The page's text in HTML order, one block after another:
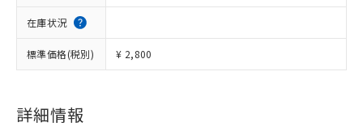
在庫状況
標準価格(税別) ¥ 2,800
詳細情報